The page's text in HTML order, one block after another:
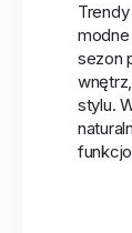
modne
sezon
stylu.